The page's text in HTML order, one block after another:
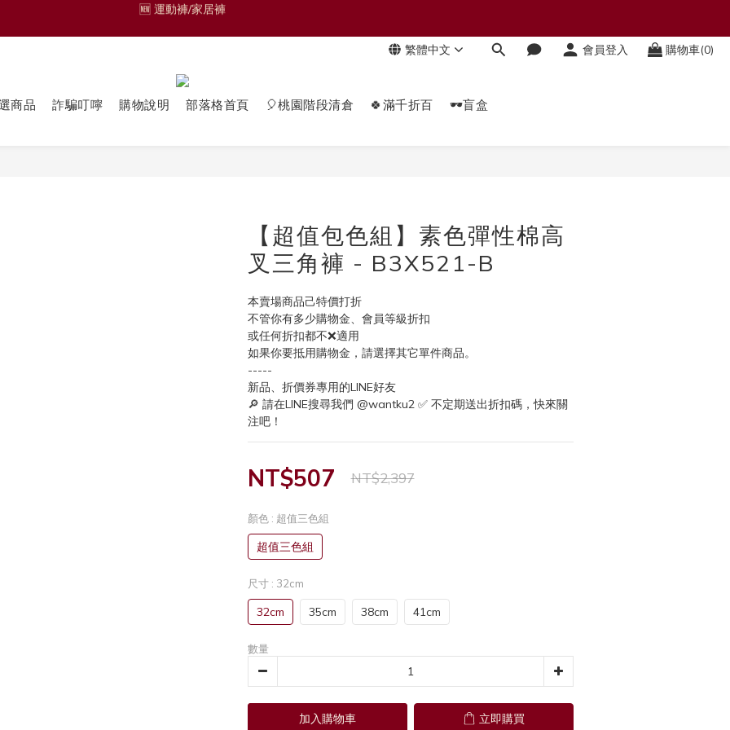
🆕 運動褲/家居褲
🎁熱轉印材質獨家設計圖樣 🎁
🆕 運動褲/家居褲
繁體中文 會員登入 購物車(0)
商品 詐騙叮嚀 購物說明 部落格首頁 🎈桃園階段清倉 🍀滿千折百 🕶️盲盒
【超值包色組】素色彈性棉高
叉三角褲 - B3X521-B
本賣場商品己特價打折
不管你有多少購物金、會員等級折扣
或任何折扣都不❌適用
如果你要抵用購物金，請選擇其它單件商品。
-----
新品、折價券專用的LINE好友
🔎 請在LINE搜尋我們 @wantku2 ✅ 不定期送出折扣碼，快來關
注吧！
NT$2,397
NT$507
顏色 : 超值三色組
超值三色組
尺寸 : 32cm
32cm 35cm 38cm 41cm
數量
加入購物車 立即購買